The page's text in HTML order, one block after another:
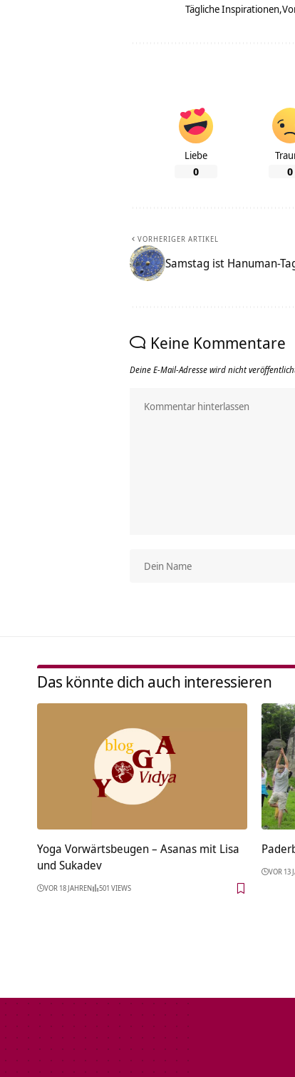
Tägliche Inspirationen
Liebe
0 0
VORHERIGER ARTIKEL
Samstag ist Hanuman-
Keine Kommentare
Deine E-Mail-Adresse wird nicht
Das könnte dich auch interessieren
Yoga Vorwärtsbeugen – Asanas mit Lisa
und Sukadev
VOR 18 JAHREN 501 VIEWS
VOR 13